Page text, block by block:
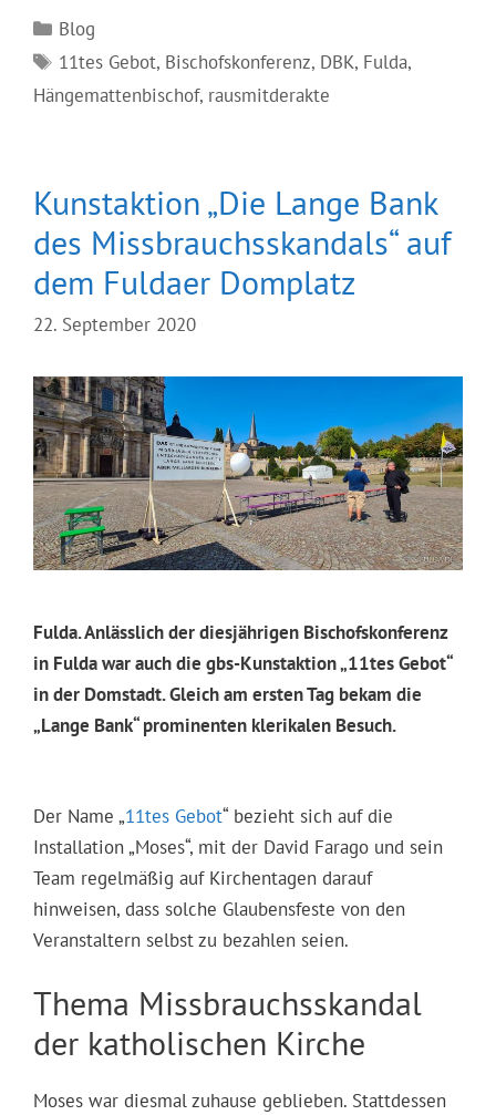
Kategorien
Blog
Schlagwörter
11tes Gebot, Bischofskonferenz, DBK, Fulda,
Hängemattenbischof, rausmitderakte
Kunstaktion „Die Lange Bank
des Missbrauchsskandals“ auf
dem Fuldaer Domplatz
22. September 2020
Fulda. Anlässlich der diesjährigen Bischofskonferenz
in Fulda war auch die gbs-Kunstaktion „11tes Gebot“
in der Domstadt. Gleich am ersten Tag bekam die
„Lange Bank“ prominenten klerikalen Besuch.
Der Name „11tes Gebot“ bezieht sich auf die
Installation „Moses“, mit der David Farago und sein
Team regelmäßig auf Kirchentagen darauf
hinweisen, dass solche Glaubensfeste von den
Veranstaltern selbst zu bezahlen seien.
Thema Missbrauchsskandal
der katholischen Kirche
Moses war diesmal zuhause geblieben. Stattdessen